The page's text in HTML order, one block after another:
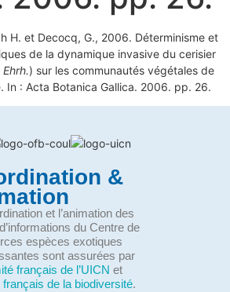
H. et Decocq, G., 2006. Déterminisme et
de la dynamique invasive du cerisier
) sur les communautés végétales de
In : Acta Botanica Gallica. 2006. pp. 26.
&
et l’animation des
du Centre de
espèces exotiques
sont assurées par
français de l’UICN et
de la biodiversité.